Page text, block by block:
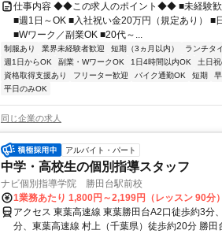
仕事内容 ◆◆この求人のポイント◆◆ ■未経験歓
■週1日～OK ■入社祝い金20万円（規定あり） ■
■Wワーク／副業OK ■20代～...
制服あり 業界未経験者歓迎 短期（3ヵ月以内） ランチタ
週1日からOK
副業・WワークOK 1日4時間以内OK 土日
資格取得支援あり
フリーター歓迎 バイク通勤OK 短期
平日のみOK
同じ企業の求人
アルバイト・パート
中学・高校生の個別指導スタッフ
ナビ個別指導学院 勝田台駅前校
1業務あたり 1,800円～2,199円（レッスン 90分）
アクセス 東葉高速線 東葉勝田台A2口徒歩約3分
分、東葉高速線 村上（千葉県）徒歩約20分 勝田